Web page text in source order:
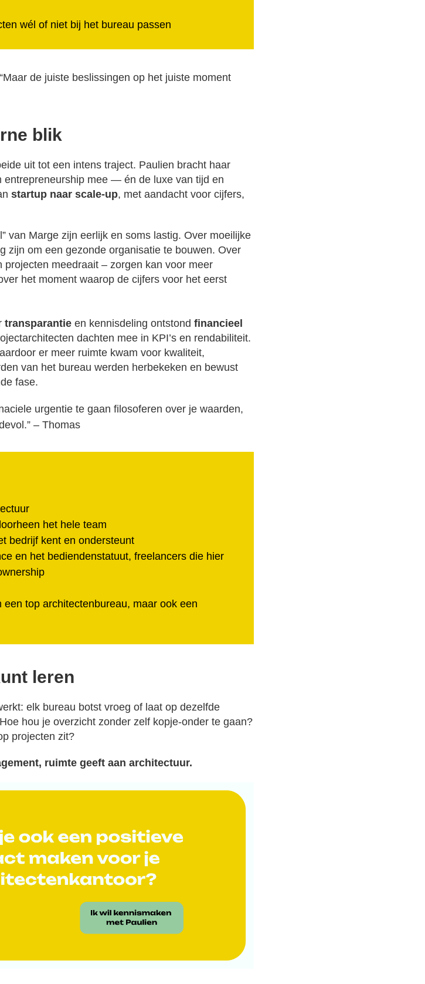
wél of niet bij het bureau passen
de juiste beslissingen op het juiste moment
blik
uit tot een intens traject. Paulien bracht haar
mee — én de luxe van tijd en
startup naar scale-up, met aandacht voor cijfers,
van Marge zijn eerlijk en soms lastig. Over moeilijke
zijn om een gezonde organisatie te bouwen. Over
projecten meedraait – zorgen kan voor meer
het moment waarop de cijfers voor het eerst
transparantie en kennisdeling ontstond financieel
dachten mee in KPI’s en rendabiliteit.
er meer ruimte kwam voor kwaliteit,
van het bureau werden herbekeken en bewust
fase.
urgentie te gaan filosoferen over je waarden,
– Thomas
het hele team
bedrijf kent en ondersteunt
en het bediendenstatuut, freelancers die hier
top architectenbureau, maar ook een
leren
elk bureau botst vroeg of laat op dezelfde
hou je overzicht zonder zelf kopje-onder te gaan?
projecten zit?
ruimte geeft aan architectuur.